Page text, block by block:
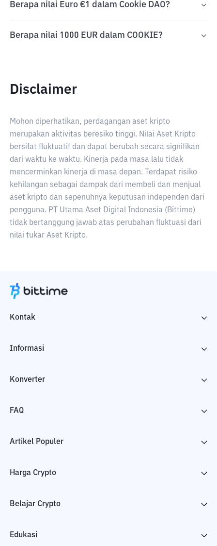
Berapa nilai Euro €1 dalam Cookie DAO?
Berapa nilai 1000 EUR dalam COOKIE?
Disclaimer
Mohon diperhatikan, perdagangan aset kripto
merupakan aktivitas beresiko tinggi. Nilai Aset Kripto
bersifat fluktuatif dan dapat berubah secara signifikan
dari waktu ke waktu. Kinerja pada masa lalu tidak
mencerminkan kinerja di masa depan. Terdapat risiko
kehilangan sebagai dampak dari membeli dan menjual
aset kripto dan sepenuhnya keputusan independen dari
pengguna. PT Utama Aset Digital Indonesia (Bittime)
tidak bertanggung jawab atas perubahan fluktuasi dari
nilai tukar Aset Kripto.
Kontak
Informasi
Konverter
FAQ
Artikel Populer
Harga Crypto
Belajar Crypto
Edukasi